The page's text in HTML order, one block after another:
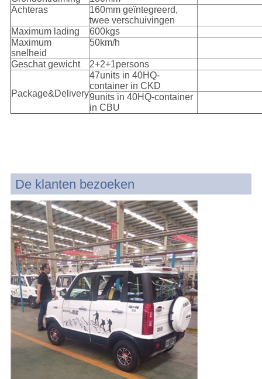
Achteras
160mm geïntegreerd,
twee verschuivingen
Maximum lading
600kgs
Maximum
snelheid
50km/h
Geschat gewicht 2+2+1persons
Package&Delivery
47units in 40HQ-
container in CKD
9units in 40HQ-container
in CBU
De klanten bezoeken